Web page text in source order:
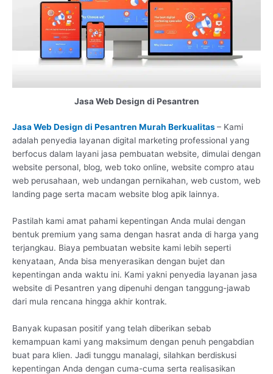
Jasa Web Design di Pesantren
Jasa Web Design di Pesantren Murah Berkualitas– Kami
adalah penyedia layanan digital marketing professional yang
berfocus dalam layani jasa pembuatan website, dimulai dengan
website personal, blog, web toko online, website compro atau
web perusahaan, web undangan pernikahan, web custom, web
landing page serta macam website blog apik lainnya.
Pastilah kami amat pahami kepentingan Anda mulai dengan
bentuk premium yang sama dengan hasrat anda di harga yang
terjangkau. Biaya pembuatan website kami lebih seperti
kenyataan, Anda bisa menyerasikan dengan bujet dan
kepentingan anda waktu ini. Kami yakni penyedia layanan jasa
website di Pesantren yang dipenuhi dengan tanggung-jawab
dari mula rencana hingga akhir kontrak.
Banyak kupasan positif yang telah diberikan sebab
kemampuan kami yang maksimum dengan penuh pengabdian
buat para klien. Jadi tunggu manalagi, silahkan berdiskusi
kepentingan Anda dengan cuma-cuma serta realisasikan